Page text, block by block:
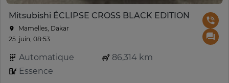
Mitsubishi ÉCLIPSE CROSS BLACK EDITION
Mamelles, Dakar
25. juin, 08:53
Automatique
86,314 km
Essence